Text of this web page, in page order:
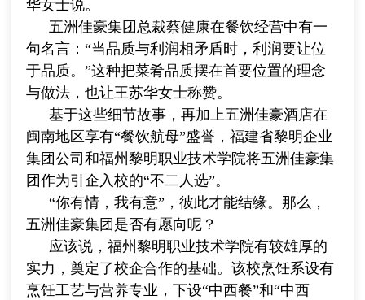
华女士说。
五洲佳豪集团总裁蔡健康在餐饮经营中有一
句名言：“当品质与利润相矛盾时，利润要让位
于品质。”这种把菜肴品质摆在首要位置的理念
与做法，也让王苏华女士称赞。
基于这些细节故事，再加上五洲佳豪酒店在
闽南地区享有“餐饮航母”盛誉，福建省黎明企业
集团公司和福州黎明职业技术学院将五洲佳豪集
团作为引企入校的“不二人选”。
“你有情，我有意”，彼此才能结缘。那么，
五洲佳豪集团是否有愿向呢？
应该说，福州黎明职业技术学院有较雄厚的
实力，奠定了校企合作的基础。该校烹饪系设有
烹饪工艺与营养专业，下设“中西餐”和“中西